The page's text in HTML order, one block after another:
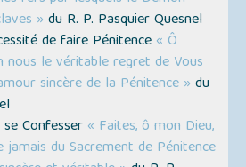
» du R. P. Pasquier Quesnel
de faire Pénitence « Ô
nous le véritable regret de Vous
sincère de la Pénitence » du
Confesser « Faites, ô mon Dieu,
du Sacrement de Pénitence